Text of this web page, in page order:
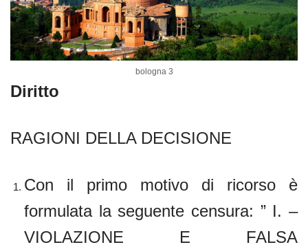
bologna 3
Diritto
RAGIONI DELLA DECISIONE
Con il primo motivo di ricorso è
formulata la seguente censura: ” I. –
VIOLAZIONE E FALSA